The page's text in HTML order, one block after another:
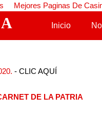
Mejores Paginas De
Saltar al
Inicio
- CLIC AQUÍ
DE LA PATRIA